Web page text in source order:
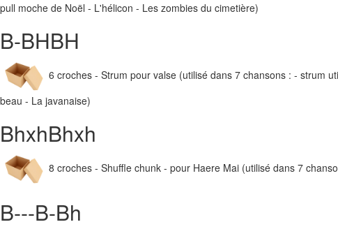
pull moche de Noël - L'hélicon - Les zombies du cimetière)
B-BHBH
6 croches - Strum pour valse (utilisé dans 7 chansons : - strum
beau - La javanaise)
BhxhBhxh
8 croches - Shuffle chunk - pour Haere Mai (utilisé dans 7
B---B-Bh